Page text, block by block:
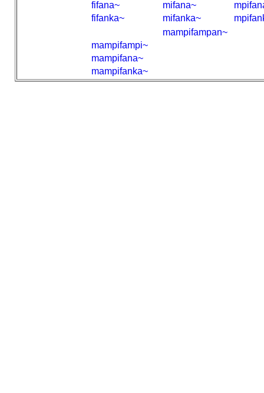
fifana~
mifana~
fifanka~
mifanka~
mampifampan~
mampifampi~
mampifana~
mampifanka~